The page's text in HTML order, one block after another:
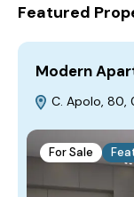
Featured
Modern
C. Apolo, 80,
For Sale